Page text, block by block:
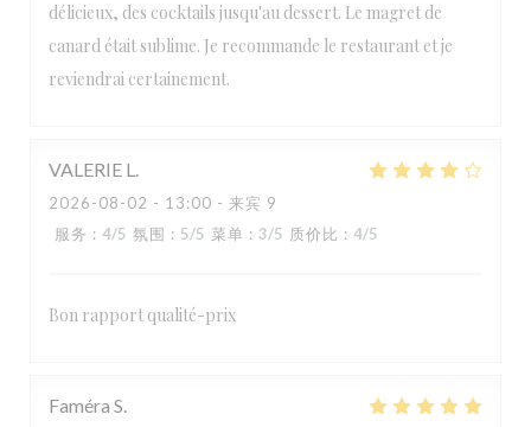
délicieux, des cocktails jusqu'au dessert. Le magret de
canard était sublime. Je recommande le restaurant et je
reviendrai certainement.
VALERIE L
2026-08-02 - 13:00 - 来宾 9
服务 : 4/5 氛围 : 5/5 菜单 : 3/5 质价比 : 4/5
Bon rapport qualité-prix
Faméra S